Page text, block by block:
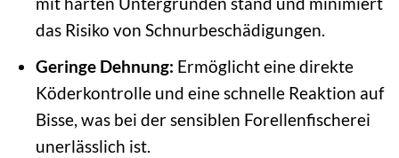
das Risiko von Schnurbeschädigungen.
Geringe Dehnung: Ermöglicht eine direkte
Köderkontrolle und eine schnelle Reaktion auf
Bisse, was bei der sensiblen Forellenfischerei
unerlässlich ist.